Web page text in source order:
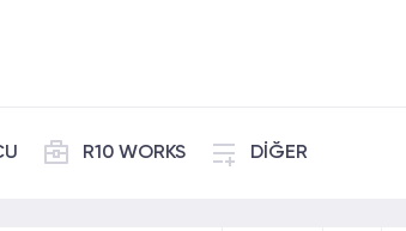
R10 WORKS DİĞER